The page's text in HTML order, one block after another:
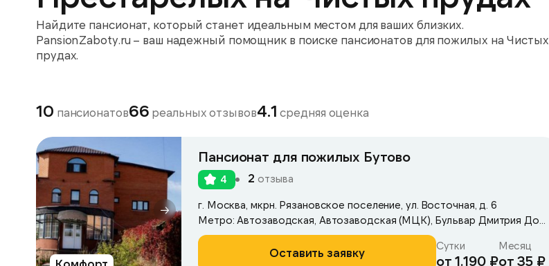
Найдите пансионат, который станет идеальным местом для ваших близких.
PansionZaboty.ru – ваш надежный помощник в поиске пансионатов для пожилых на Чистых
прудах.
10 пансионатов66 реальных отзывов4.1 средняя оценка
Комфорт
Пансионат для пожилых Бутово
4 2 отзыва
г. Москва, мкрн. Рязановское поселение, ул. Восточная, д. 6
Оставить заявку Сутки
от 1.190 ₽
Месяц
от 35 ₽